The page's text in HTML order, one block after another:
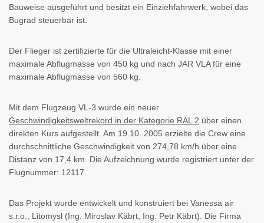
Bauweise ausgeführt und besitzt ein Einziehfahrwerk, wobei das
Bugrad steuerbar ist.
Der Flieger ist zertifizierte für die Ultraleicht-Klasse mit einer
maximale Abflugmasse von 450 kg und nach JAR VLA für eine
maximale Abflugmasse von 560 kg.
Mit dem Flugzeug VL-3 wurde ein neuer
Geschwindigkeitsweltrekord in der Kategorie RAL 2 über einen
direkten Kurs aufgestellt. Am 19.10. 2005 erzielte die Crew eine
durchschnittliche Geschwindigkeit von 274,78 km/h über eine
Distanz von 17,4 km. Die Aufzeichnung wurde registriert unter der
Flugnummer: 12117.
Das Projekt wurde entwickelt und konstruiert bei Vanessa air
s.r.o., Litomysl (Ing. Miroslav Käbrt, Ing. Petr Käbrt). Die Firma